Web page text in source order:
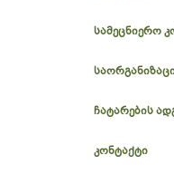
სამეცნიერო
ჩატარების
კონტაქტი